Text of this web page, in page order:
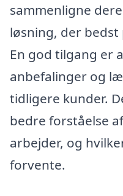
sammenligne
løsning, der bedst
En god tilgang er
anbefalinger og
tidligere kunder.
bedre forståelse
arbejder, og
forvente.